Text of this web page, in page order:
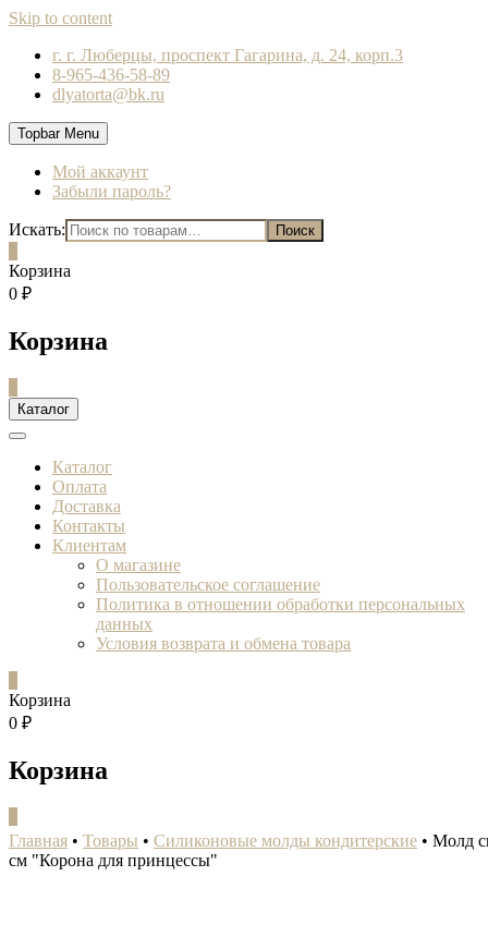
Skip to content
г. г. Люберцы, проспект Гагарина, д. 24, корп.3
8-965-436-58-89
dlyatorta@bk.ru
Topbar Menu
Мой аккаунт
Забыли пароль?
Искать: Поиск
Корзина
0 ₽
Корзина
Каталог
Каталог
Оплата
Доставка
Контакты
Клиентам
О магазине
Пользовательское соглашение
Политика в отношении обработки персональных
данных
Условия возврата и обмена товара
Корзина
0 ₽
Корзина
Главная • Товары • Силиконовые молды кондитерские • Молд
см "Корона для принцессы"